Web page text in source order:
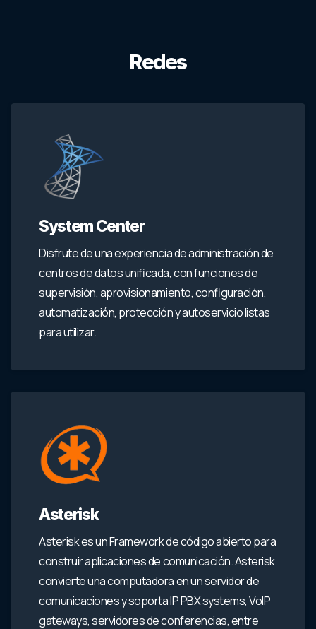
Redes
System Center
Disfrute de una experiencia de administración de
centros de datos unificada, con funciones de
supervisión, aprovisionamiento, configuración,
automatización, protección y autoservicio listas
para utilizar.
Asterisk
Asterisk es un Framework de código abierto para
construir aplicaciones de comunicación. Asterisk
convierte una computadora en un servidor de
comunicaciones y soporta IP PBX systems, VoIP
gateways, servidores de conferencias, entre